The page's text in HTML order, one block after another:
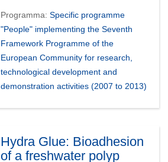
Programma: Specific programme
"People" implementing the Seventh
Framework Programme of the
European Community for research,
technological development and
demonstration activities (2007 to 2013)
Hydra Glue: Bioadhesion
of a freshwater polyp